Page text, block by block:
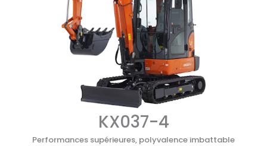
KX037-4
Performances supérieures, polyvalence imbattable